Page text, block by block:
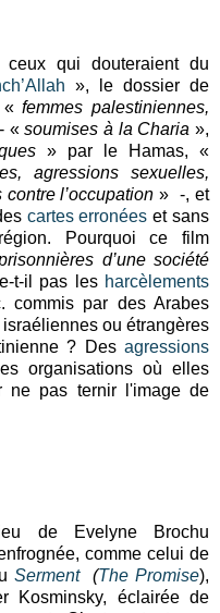
ceux qui douteraient du
», le dossier de
«femmes palestiniennes,
«soumises à la Charia »,
» par le Hamas, «
agressions sexuelles,
contre l’occupation » -, et
cartes erronées et sans
Pourquoi ce film
d’une société
t-il pas les harcèlements
commis par des Arabes
ou étrangères
? Des agressions
organisations où elles
ne pas ternir l'image de
de Evelyne Brochu
comme celui de
Serment(The Promise),
Kosminsky, éclairée de